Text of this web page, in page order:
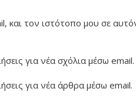
και τον ιστότοπο μου σε
για νέα σχόλια μέσω email.
για νέα άρθρα μέσω email.